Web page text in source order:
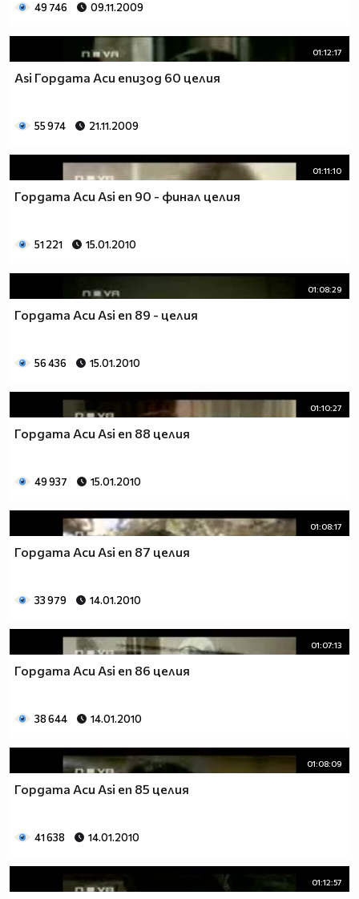
49 746 09.11.2009
01:12:17
Asi Гордата Аси епизод 60 целия
55 974 21.11.2009
01:11:10
Гордата Аси Asi еп 90 - финал целия
51 221 15.01.2010
01:08:29
Гордата Аси Asi еп 89 - целия
56 436 15.01.2010
01:10:27
Гордата Аси Asi еп 88 целия
49 937 15.01.2010
01:08:17
Гордата Аси Asi еп 87 целия
33 979 14.01.2010
01:07:13
Гордата Аси Asi еп 86 целия
38 644 14.01.2010
01:08:09
Гордата Аси Asi еп 85 целия
41 638 14.01.2010
01:12:57